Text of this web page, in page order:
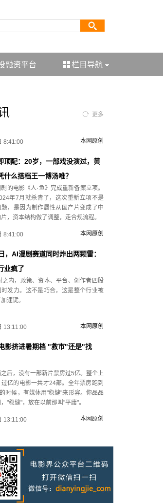
融资平台 栏目导航
更多
8:41:00
顶配：20岁，一部戏没演过，黄
什么搭档王一博汤唯？
的电影《人·鱼》完成重新备案立项。
年7月就杀青了，这次重新立项不是
题，是因为制作属性从国产片变成了中
，资本结构做了调整，走合规流程。
本网原创
8:41:00
，AI漫剧赛道同时炸出两颗雷：
业疯了
之内，政策、资本、平台、创作者四股
时发力。这不是巧合，这是整个行业被
速键。
本网原创
13:11:00
影挤进暑期档 "救市"还是"找
后，没有一部新片票房过5亿。整个上
亿的电影一共才24部。全年票房跑到
时候，有媒体用"稳健"来形容。你品品
"稳健"，放在以前那叫"平庸"。
本网原创
13:11:00
，真人实拍微短剧的上线数量占比约
微短剧不到30%。到了2026年第一季
个比例完全倒挂——真人实拍跌到
飙升到68%。
本网原创